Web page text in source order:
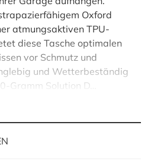
Oxford
atmungsaktiven TPU-
diese Tasche optimalen
vor Schmutz und
und Wetterbeständig
Gramm Solution D…